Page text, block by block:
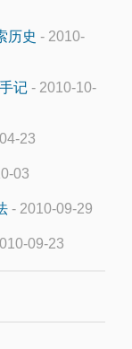
历史 - 2010-
记 - 2010-10-
23
03
- 2010-09-29
09-23